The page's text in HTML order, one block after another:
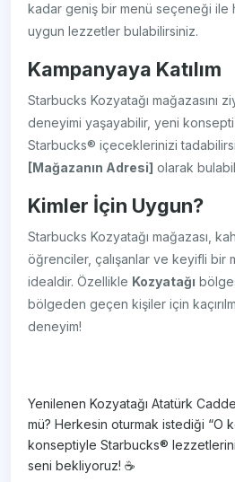
kadar geniş bir menü seçeneği ile
uygun lezzetler bulabilirsiniz.
Kampanyaya Katılım
Starbucks Kozyatağı mağazasını
deneyimi yaşayabilir, yeni
Starbucks® içeceklerinizi
[Mağazanın Adresi] olarak
Kimler İçin Uygun?
Starbucks Kozyatağı mağazası,
öğrenciler, çalışanlar ve keyifli bir
idealdir. Özellikle Kozyatağı
bölgeden geçen kişiler için
deneyim!
Yenilenen Kozyatağı Atatürk
mü? Herkesin oturmak istediği “O
konseptiyle Starbucks®
seni bekliyoruz! ☕